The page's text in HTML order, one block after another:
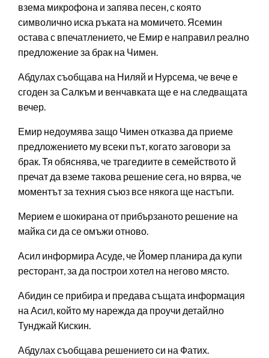
взема микрофона и запява песен, с която
символично иска ръката на момичето. Ясемин
остава с впечатлението, че Емир е направил реално
предложение за брак на Чимен.
Абдулах съобщава на Ниляй и Нурсема, че вече е
сгоден за Салкъм и венчавката ще е на следващата
вечер.
Емир недоумява защо Чимен отказва да приеме
предложението му всеки път, когато заговори за
брак. Тя обяснява, че трагедиите в семейството й
пречат да вземе такова решение сега, но вярва, че
моментът за техния съюз все някога ще настъпи.
Мерием е шокирана от прибързаното решение на
майка си да се омъжи отново.
Асил информира Асуде, че Йомер планира да купи
ресторант, за да построи хотел на негово място.
Абидин се прибира и предава същата информация
на Асил, който му нарежда да проучи детайлно
Тунджай Кискин.
Абдулах съобщава решението си на Фатих.